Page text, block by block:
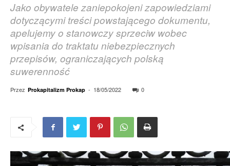
Jako obywatele zaniepokojeni zapowiedziami
dotyczącymi treści powstającego dokumentu,
apelujemy o stanowczy sprzeciw wobec
wpisania do traktatu niebezpiecznych
przepisów, ograniczających polską
suwerenność
Przez Prokapitalizm Prokap - 18/05/2022 0